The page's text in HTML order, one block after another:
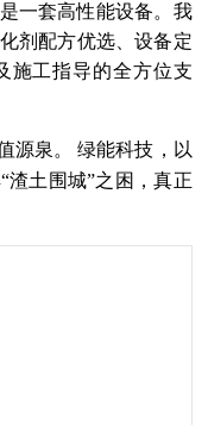
一套高性能设备。我
剂配方优选、设备定
施工指导的全方位支
源泉。 绿能科技 ，以
“渣土围城”之困，真正